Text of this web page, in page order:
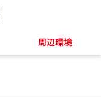
周辺環境